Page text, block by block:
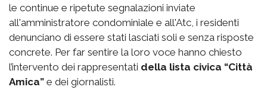
le continue e ripetute segnalazioni inviate
all'amministratore condominiale e all'Atc, i residenti
denunciano di essere stati lasciati soli e senza risposte
concrete. Per far sentire la loro voce hanno chiesto
l’intervento dei rappresentati della lista civica “Città
Amica” e dei giornalisti.